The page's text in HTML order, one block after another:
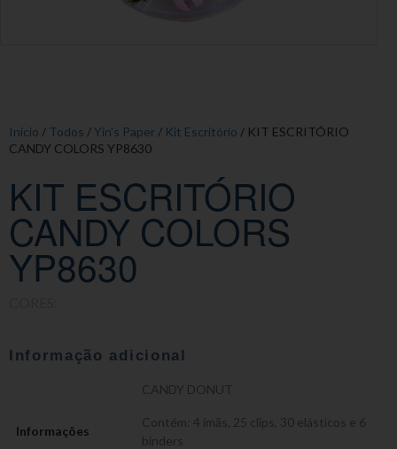
Início / Todos /Yin's Paper / Kit Escritório / KIT ESCRITÓRIO
CANDY COLORS YP8630
KIT ESCRITÓRIO
CANDY COLORS
YP8630
Informação adicional
Informações
CANDY DONUT
Contém: 4 ímãs, 25 clips, 30 elásticos e 6
binders